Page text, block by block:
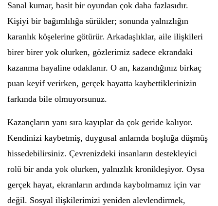
Sanal kumar, basit bir oyundan çok daha fazlasıdır.
Kişiyi bir bağımlılığa sürükler; sonunda yalnızlığın
karanlık köşelerine götürür. Arkadaşlıklar, aile ilişkileri
birer birer yok olurken, gözlerimiz sadece ekrandaki
kazanma hayaline odaklanır. O an, kazandığınız birkaç
puan keyif verirken, gerçek hayatta kaybettiklerinizin
farkında bile olmuyorsunuz.
Kazançların yanı sıra kayıplar da çok geride kalıyor.
Kendinizi kaybetmiş, duygusal anlamda boşluğa düşmüş
hissedebilirsiniz. Çevrenizdeki insanların destekleyici
rolü bir anda yok olurken, yalnızlık kronikleşiyor. Oysa
gerçek hayat, ekranların ardında kaybolmamız için var
değil. Sosyal ilişkilerimizi yeniden alevlendirmek,